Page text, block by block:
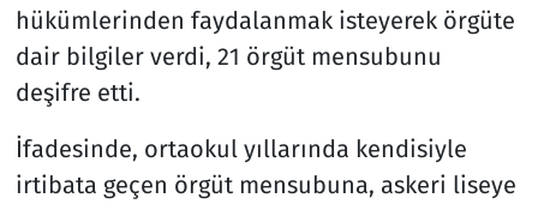
hükümlerinden faydalanmak isteyerek örgüte
dair bilgiler verdi, 21 örgüt mensubunu
deşifre etti.
İfadesinde, ortaokul yıllarında kendisiyle
irtibata geçen örgüt mensubuna, askeri liseye